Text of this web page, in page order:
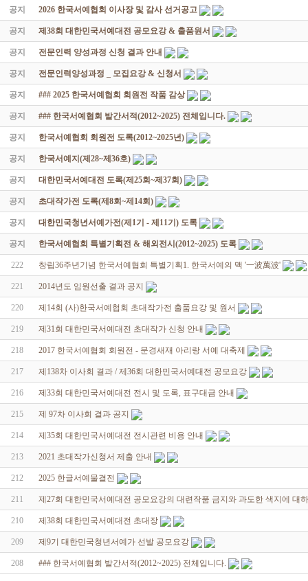
공지 2026 한국서예협회 이사장 및 감사 선거공고
공지 제38회 대한민국서예대전 공모요강 & 출품원서
공지 전문인력 양성과정 신청 결과 안내
공지 전문인력양성과정 _ 모집요강 & 신청서
공지 ### 2025 한국서예협회 회원전 작품 감상
공지 ### 한국서예협회 발간서적(2012~2025) 전체입니다.
공지 한국서예협회 회원전 도록(2012~2025년)
공지 한국서예지(제28~제36호)
공지 대한민국서예대전 도록(제25회~제37회)
공지 초대작가전 도록(제8회~제14회)
공지 대한민국청년서예가전(제1기 - 제11기) 도록
공지 한국서예협회 특별기획전 & 해외전시(2012~2025) 도록
222 창립36주년기념 한국서예협회 특별기획1. 한국서예의 맥 '一波萬波'
221 2014년도 임원선출 결과 공지
220 제14회 (사)한국서예협회 초대작가전 출품요강 및 원서
219 제31회 대한민국서예대전 초대작가 신청 안내
218 2017 한국서예협회 회원전 - 문경새재 아리랑 서예 대축제
217 제138차 이사회 결과 / 제36회 대한민국서예대전 공모요강
216 제33회 대한민국서예대전 전시 및 도록, 표구대금 안내
215 제 97차 이사회 결과 공지
214 제35회 대한민국서예대전 전시관련 비용 안내
213 2021 초대작가신청서 제출 안내
212 2025 한글서예물결전
211 제27회 대한민국서예대전 공모요강의 대련작품 금지와 과도한 색지에 대
210 제38회 대한민국서예대전 초대장
209 제9기 대한민국청년서예가 선발 공모요강
208 ### 한국서예협회 발간서적(2012~2025) 전체입니다.